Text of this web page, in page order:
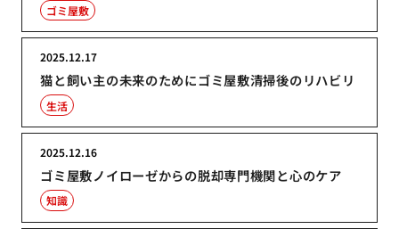
ゴミ屋敷
猫と飼い主の未来のためにゴミ屋敷清掃後のリハビリ
2025.12.17
生活
ゴミ屋敷ノイローゼからの脱却専門機関と心のケア
2025.12.16
知識